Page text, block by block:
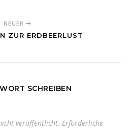
NEUER
ZUR ERDBEERLUST
SCHREIBEN
veröffentlicht. Erforderliche